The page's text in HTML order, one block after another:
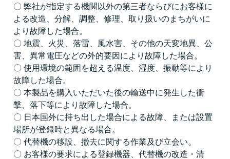
〇 弊社が指定する機関以外の第三者ならびにお客様に
よる改造、分解、調整、修理、取り扱いのまちがいに
より故障した場合。
〇 地震、火災、落雷、風水害、その他の天変地異、公
害、異常電圧などの外的要因により故障した場合。
〇 使用環境の範囲を超える温度、湿度、振動等により
故障した場合。
〇 本製品を購入いただいた後の輸送中に発生した衝
撃、落下等により故障した場合。
〇 日本国外に持ち出した場合による故障、または設置
場所が登録時と異なる場合。
〇 代替機の移設、撤去に関する作業及び立会い。
〇 お客様の要求による登録機器、代替機の改造・清